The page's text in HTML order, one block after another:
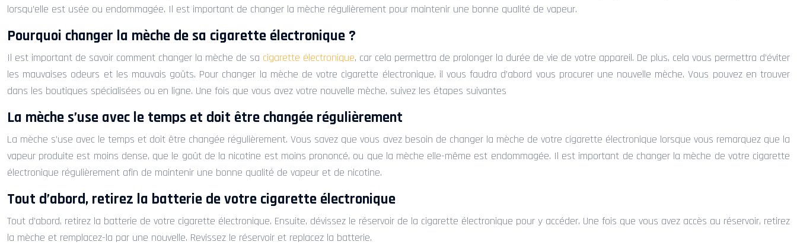
lorsqu’elle est usée ou endommagée. Il est important de changer la mèche régulièrement pour maintenir une bonne qualité de vapeur.
Pourquoi changer la mèche de sa cigarette électronique ?
Il est important de savoir comment changer la mèche de sa cigarette électronique, car cela permettra de prolonger la durée de vie de votre appareil. De plus, cela vous permettra d’éviter
les mauvaises odeurs et les mauvais goûts. Pour changer la mèche de votre cigarette électronique, il vous faudra d’abord vous procurer une nouvelle mèche. Vous pouvez en trouver
dans les boutiques spécialisées ou en ligne. Une fois que vous avez votre nouvelle mèche, suivez les étapes suivantes
La mèche s’use avec le temps et doit être changée régulièrement
La mèche s’use avec le temps et doit être changée régulièrement. Vous savez que vous avez besoin de changer la mèche de votre cigarette électronique lorsque vous remarquez que la
vapeur produite est moins dense, que le goût de la nicotine est moins prononcé, ou que la mèche elle-même est endommagée. Il est important de changer la mèche de votre cigarette
électronique régulièrement afin de maintenir une bonne qualité de vapeur et de nicotine.
Tout d’abord, retirez la batterie de votre cigarette électronique
Tout d’abord, retirez la batterie de votre cigarette électronique. Ensuite, dévissez le réservoir de la cigarette électronique pour y accéder. Une fois que vous avez accès au réservoir, retirez
la mèche et remplacez-la par une nouvelle. Revissez le réservoir et replacez la batterie.